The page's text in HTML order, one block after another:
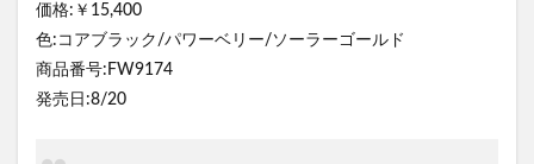
価格:￥15,400
色:コアブラック/パワーベリー/ソーラーゴールド
商品番号:FW9174
発売日:8/20